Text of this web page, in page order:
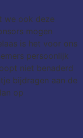
we ook deze
mogen
is het voor ons
persoonlijk
niet benaderd
bijdragen aan de
op